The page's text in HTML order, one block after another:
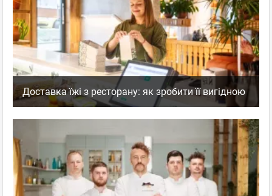
Доставка їжі з ресторану: як зробити її вигідною